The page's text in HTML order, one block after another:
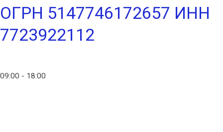
ОГРН 5147746172657 ИНН
7723922112
09:00 - 18:00